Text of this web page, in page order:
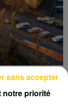
notre priorité
sans accepter